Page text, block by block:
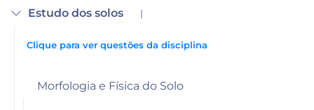
Estudo dos solos |
Clique para ver questões da disciplina
Morfologia e Física do Solo